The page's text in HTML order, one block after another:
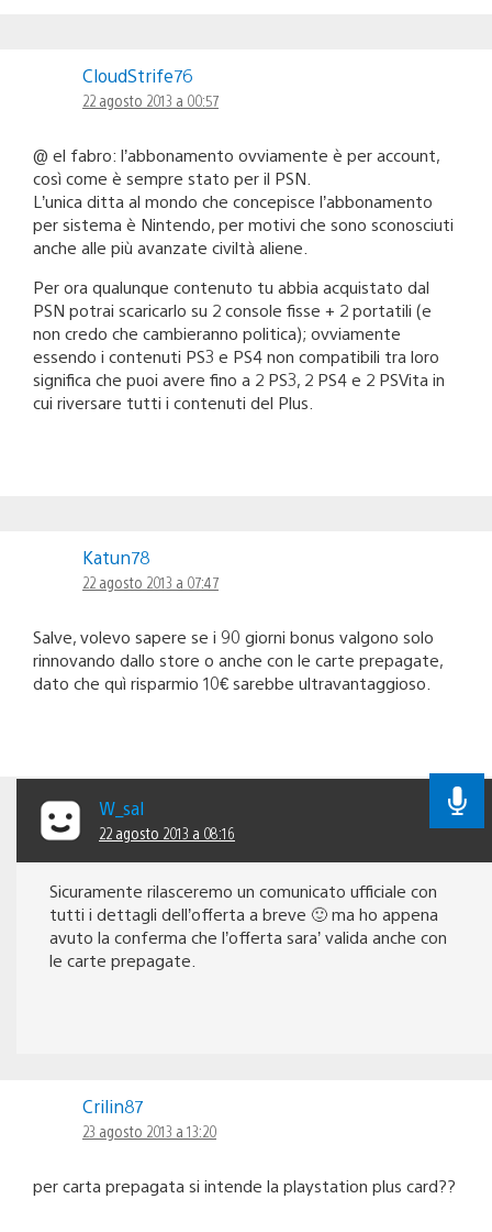
CloudStrife76
22 agosto 2013 a 00:57
@ el fabro: l’abbonamento ovviamente è per account,
così come è sempre stato per il PSN.
L’unica ditta al mondo che concepisce l’abbonamento
per sistema è Nintendo, per motivi che sono sconosciuti
anche alle più avanzate civiltà aliene.
Per ora qualunque contenuto tu abbia acquistato dal
PSN potrai scaricarlo su 2 console fisse + 2 portatili (e
non credo che cambieranno politica); ovviamente
essendo i contenuti PS3 e PS4 non compatibili tra loro
significa che puoi avere fino a 2 PS3, 2 PS4 e 2 PSVita in
cui riversare tutti i contenuti del Plus.
Katun78
22 agosto 2013 a 07:47
Salve, volevo sapere se i 90 giorni bonus valgono solo
rinnovando dallo store o anche con le carte prepagate,
dato che quì risparmio 10€ sarebbe ultravantaggioso.
W_sal
22 agosto 2013 a 08:16
Sicuramente rilasceremo un comunicato ufficiale con
tutti i dettagli dell’offerta a breve 🙂 ma ho appena
avuto la conferma che l’offerta sara’ valida anche con
le carte prepagate.
Crilin87
23 agosto 2013 a 13:20
per carta prepagata si intende la playstation plus card??